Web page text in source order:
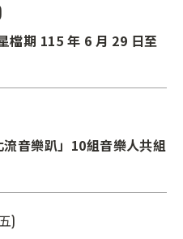
檔期 115 年 6 月 29 日至
音樂趴」10組音樂人共組
)